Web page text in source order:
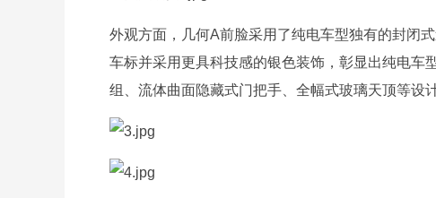
外观方面，几何A前脸采用了纯电车型独有的封闭
车标并采用更具科技感的银色装饰，彰显出纯电车
组、流体曲面隐藏式门把手、全幅式玻璃天顶等设